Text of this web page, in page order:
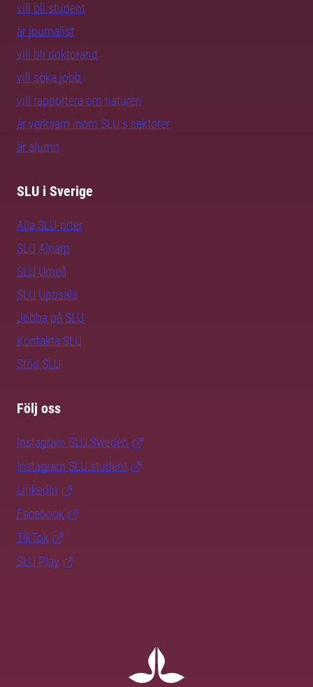
vill bli student
är journalist
vill bli doktorand
vill söka jobb
vill rapportera om naturen
är verksam inom SLU:s sektorer
är alumn
SLU i Sverige
Alla SLU-orter
SLU Alnarp
SLU Umeå
SLU Uppsala
Jobba på SLU
Kontakta SLU
Stöd SLU
Följ oss
Instagram SLU.Sweden
Instagram SLU.student
LinkedIn
Facebook
TikTok
SLU Play